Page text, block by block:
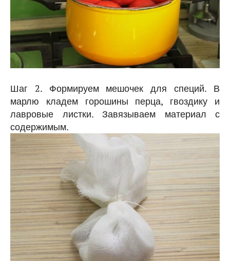
Шаг 2. Формируем мешочек для специй. В
марлю кладем горошины перца, гвоздику и
лавровые листки. Завязываем материал с
содержимым.